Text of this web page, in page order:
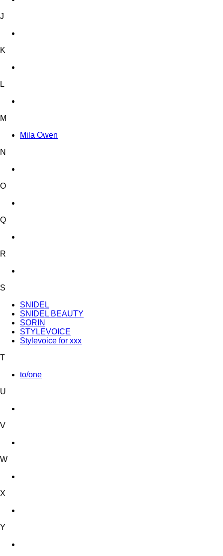
J
K
L
M
Mila Owen
N
O
Q
R
S
SNIDEL
SNIDEL BEAUTY
SORIN
STYLEVOICE
Stylevoice for xxx
T
to/one
U
V
W
X
Y